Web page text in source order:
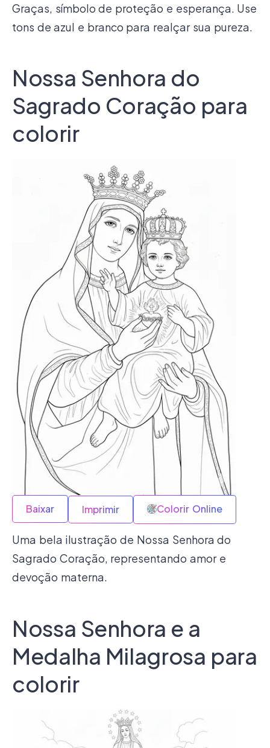
Graças, símbolo de proteção e esperança. Use
tons de azul e branco para realçar sua pureza.
Nossa Senhora do
Sagrado Coração para
colorir
Baixar Imprimir Colorir Online
Uma bela ilustração de Nossa Senhora do
Sagrado Coração, representando amor e
devoção materna.
Nossa Senhora e a
Medalha Milagrosa para
colorir